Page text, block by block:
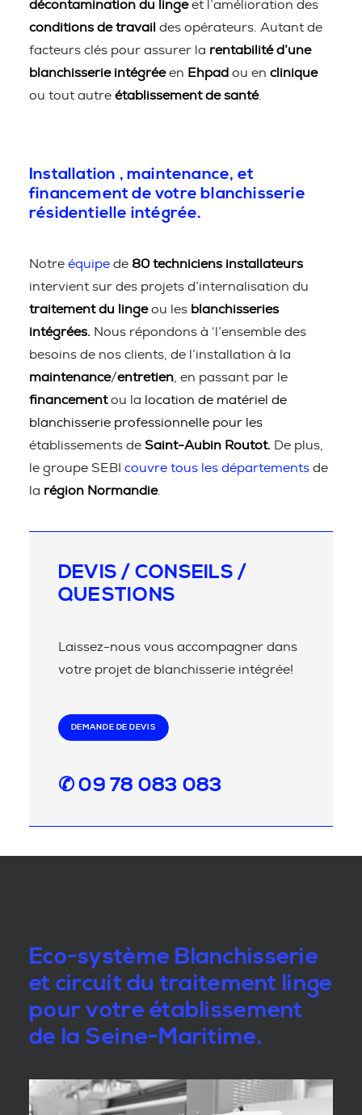
décontamination du lingeet l’amélioration des
conditions de travail des opérateurs. Autant de
facteurs clés pour assurer la rentabilité d’une
blanchisserie intégréeen Ehpad ou en clinique
ou tout autre établissement de santé.
Installation , maintenance, et
financement de votre blanchisserie
résidentielle intégrée.
Notre équipe de 80 techniciens installateurs
intervient sur des projets d’internalisation du
traitement du lingeou les blanchisseries
intégrées. Nous répondons à ‘l’ensemble des
besoins de nos clients, de l’installation à la
maintenance/entretien , en passant par le
financementou la location de matériel de
blanchisserie professionnelle pour les
établissements de Saint-Aubin Routot. De plus,
le groupe SEBI couvre tous les départements de
la région Normandie.
DEVIS / CONSEILS /
QUESTIONS
Laissez-nous vous accompagner dans
votre projet de blanchisserie intégrée!
DEMANDE DE DEVIS
✆ 09 78 083 083
Eco-système Blanchisserie
et circuit du traitement linge
pour votre établissement
de la Seine-Maritime.